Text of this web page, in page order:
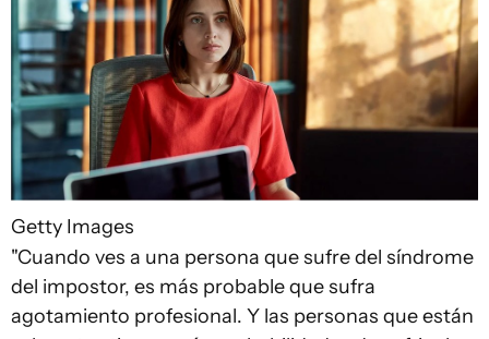
Getty Images
"Cuando ves a una persona que sufre del síndrome
del impostor, es más probable que sufra
agotamiento profesional. Y las personas que están